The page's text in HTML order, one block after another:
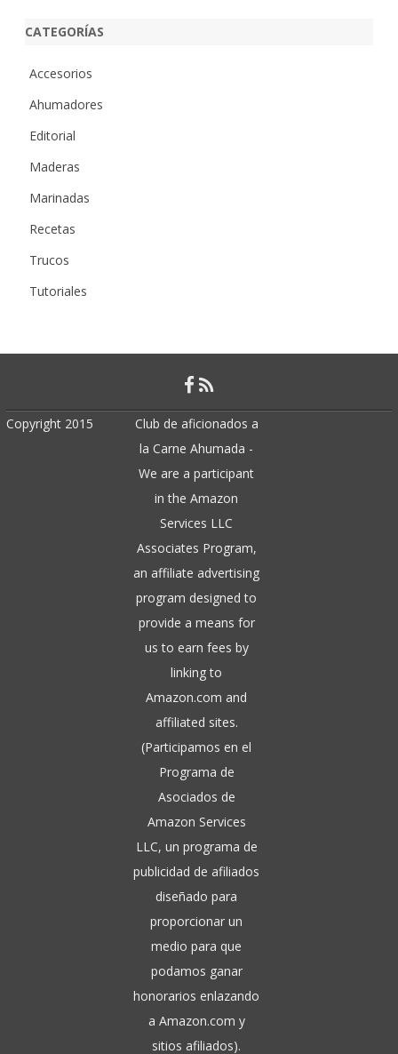
CATEGORÍAS
Accesorios
Ahumadores
Editorial
Maderas
Marinadas
Recetas
Trucos
Tutoriales
Copyright 2015
Club de aficionados a
la Carne Ahumada -
We are a participant
in the Amazon
Services LLC
Associates Program,
an affiliate advertising
program designed to
provide a means for
us to earn fees by
linking to
Amazon.com and
affiliated sites.
(Participamos en el
Programa de
Asociados de
Amazon Services
LLC, un programa de
publicidad de afiliados
diseñado para
proporcionar un
medio para que
podamos ganar
honorarios enlazando
a Amazon.com y
sitios afiliados).